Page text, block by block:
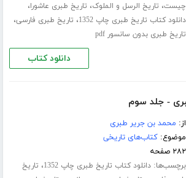
چیست، تاریخ الرسل و الملوک، تاریخ طبری عاشورا،
دانلود کتاب تاریخ طبری چاپ 1352 ، تاریخ طبری فارسی،
تاریخ طبری بدون سانسور pdf
دانلود کتاب
- جلد سوم
از: محمد بن جریر طبری
موضوع:کتاب‌های تاریخی
۲۸۲ صفحه
برچسب‌ها:دانلود کتاب تاریخ طبری چاپ 1352 ، تاریخ